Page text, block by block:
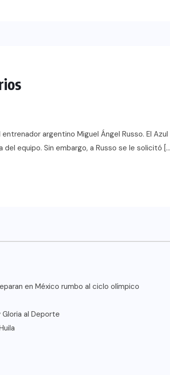
argentino Miguel Ángel Russo. El
equipo. Sin embargo, a Russo se le solicitó
en México rumbo al ciclo olímpico
al Deporte